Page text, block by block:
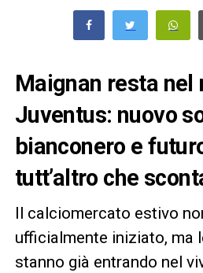
Maignan resta nel
Juventus: nuovo
bianconero e
tutt’altro che
Il calciomercato estivo
ufficialmente iniziato, ma
stanno già entrando nel